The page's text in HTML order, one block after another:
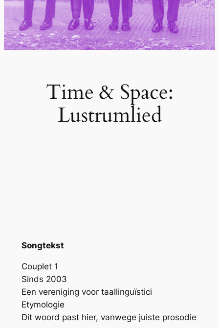
Time & Space:
Lustrumlied
Songtekst
Couplet 1
Sinds 2003
Een vereniging voor taallinguïstici
Etymologie
Dit woord past hier, vanwege juiste prosodie